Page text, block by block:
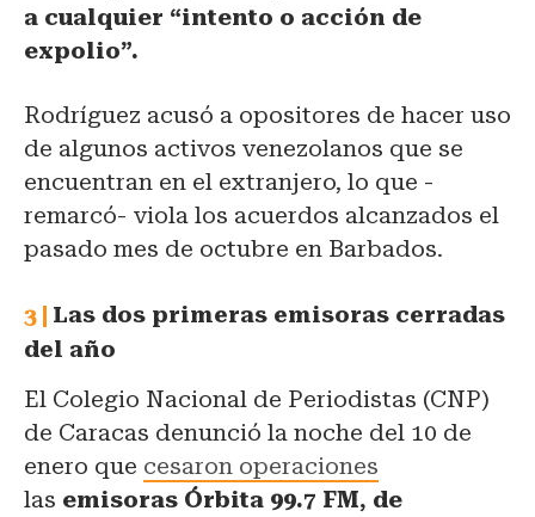
a cualquier “intento o acción de
expolio”.
Rodríguez acusó a opositores de hacer uso
de algunos activos venezolanos que se
encuentran en el extranjero, lo que -
remarcó- viola los acuerdos alcanzados el
pasado mes de octubre en Barbados.
Las dos primeras emisoras cerradas
del año
El Colegio Nacional de Periodistas (CNP)
de Caracas denunció la noche del 10 de
enero que cesaron operaciones
las emisoras Órbita 99.7 FM, de